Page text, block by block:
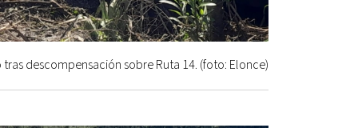
descompensación sobre Ruta 14. (foto: Elonce)